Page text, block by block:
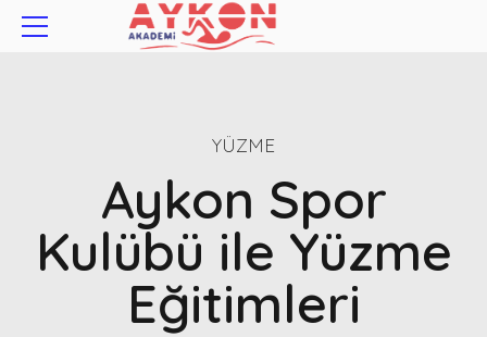
YÜZME
Aykon Spor
Kulübü ile Yüzme
Eğitimleri